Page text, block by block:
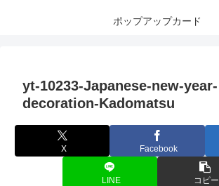
ポップアップカード
yt-10233-Japanese-new-year-
decoration-Kadomatsu
X Facebook
LINE コピー